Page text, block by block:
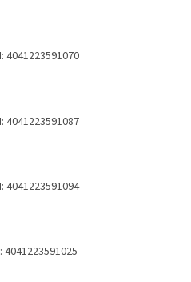
4041223591070
4041223591087
4041223591094
4041223591025